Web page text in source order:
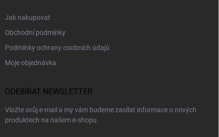
Jak nakupovat
Obchodní podmínky
Podmínky ochrany osobních údajů
Moje objednávka
ODEBÍRAT NEWSLETTER
Vložte svůj e-mail a my vám budeme zasílat informace o nových
produktech na našem e-shopu.